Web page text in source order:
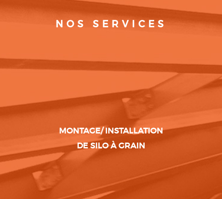
NOS SERVICES
MONTAGE/ INSTALLATION
DE SILO À GRAIN